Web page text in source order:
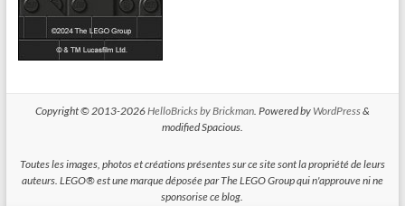
Copyright © 2013-2026HelloBricks by Brickman. Powered by WordPress&
modified Spacious.
Toutes les images, photos et créations présentes sur ce site sont la propriété de leurs
auteurs. LEGO® est une marque déposée par The LEGO Group qui n'approuve ni ne
sponsorise ce blog.